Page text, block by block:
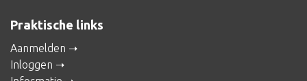
Praktische links
Aanmelden
Inloggen